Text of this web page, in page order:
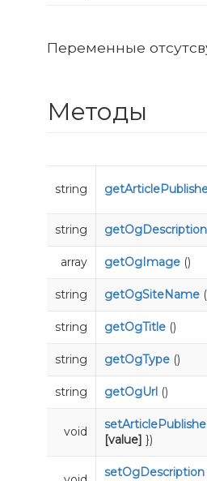
Переменные
Методы
string
string getOgDescription
array getOgImage ()
string getOgSiteName
string getOgTitle ()
string getOgType ()
string getOgUrl ()
void
[value] })
setOgDescription